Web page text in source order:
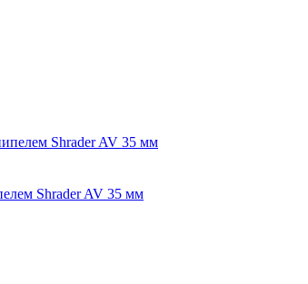
Shrader AV 35 мм